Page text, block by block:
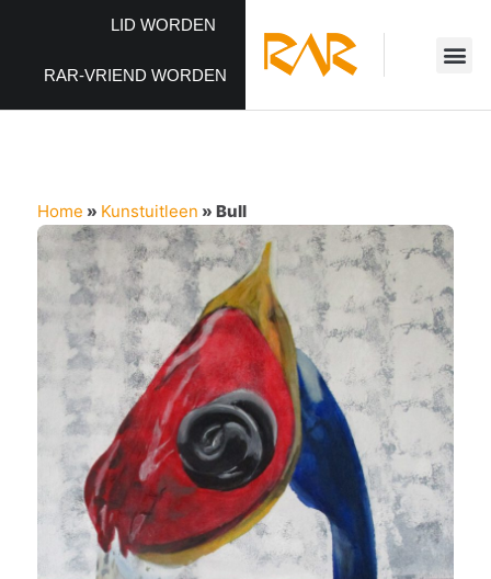
LID WORDEN
RAR-VRIEND WORDEN
Home » Kunstuitleen » Bull